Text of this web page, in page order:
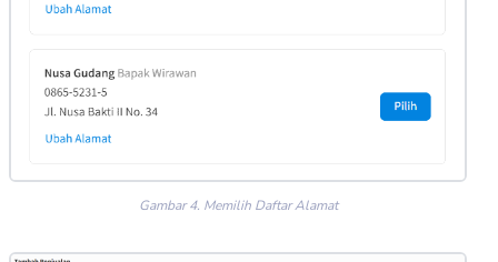
Gambar 4. Memilih Daftar Alamat